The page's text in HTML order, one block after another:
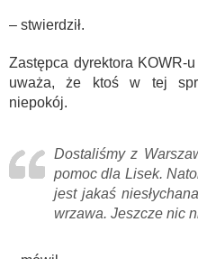
– stwierdził.
Zastępca dyrektora KOWR-
uważa, że ktoś w tej
niepokój.
Dostaliśmy z
pomoc dla Lisek.
jest jakaś
wrzawa. Jeszcze nic